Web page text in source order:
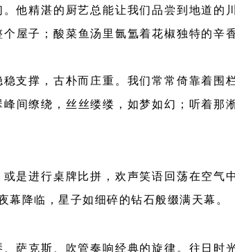
他精湛的厨艺总能让我们品尝到地道的
屋子；酸菜鱼汤里氤氲着花椒独特的辛
支撑，古朴而庄重。我们常常倚靠着围
间缭绕，丝丝缕缕，如梦如幻；听着那
是进行桌牌比拼，欢声笑语回荡在空气
降临，星子如细碎的钻石般缀满天幕。
萨克斯、吹管奏响经典的旋律。往日时